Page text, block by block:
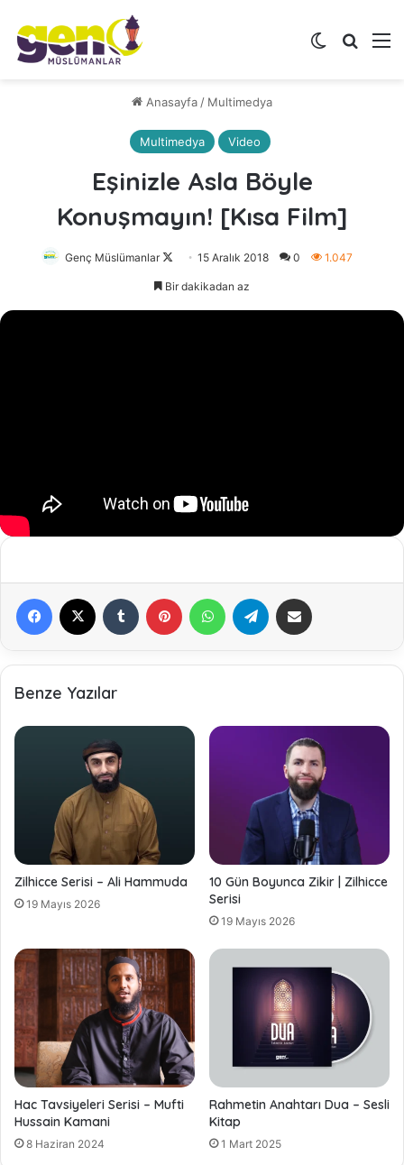
Dış
Anasayfa / Multimedya
Multimedya Video
Eşinizle Asla Böyle
Konuşmayın! [Kısa Film]
Genç Müslümanlar
Follow
on
15 Aralık 2018 0 1.047
Bir dakikadan az
Benze Yazılar
Zilhicce Serisi – Ali Hammuda
19 Mayıs 2026
10 Gün Boyunca Zikir | Zilhicce
Serisi
19 Mayıs 2026
Hac Tavsiyeleri Serisi – Mufti
Hussain Kamani
8 Haziran 2024
Rahmetin Anahtarı Dua – Sesli
Kitap
1 Mart 2025